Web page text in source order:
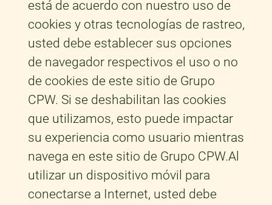
está de acuerdo con nuestro uso de
cookies y otras tecnologías de rastreo,
usted debe establecer sus opciones
de navegador respectivos el uso o no
de cookies de este sitio de Grupo
CPW. Si se deshabilitan las cookies
que utilizamos, esto puede impactar
su experiencia como usuario mientras
navega en este sitio de Grupo CPW.Al
utilizar un dispositivo móvil para
conectarse a Internet, usted debe